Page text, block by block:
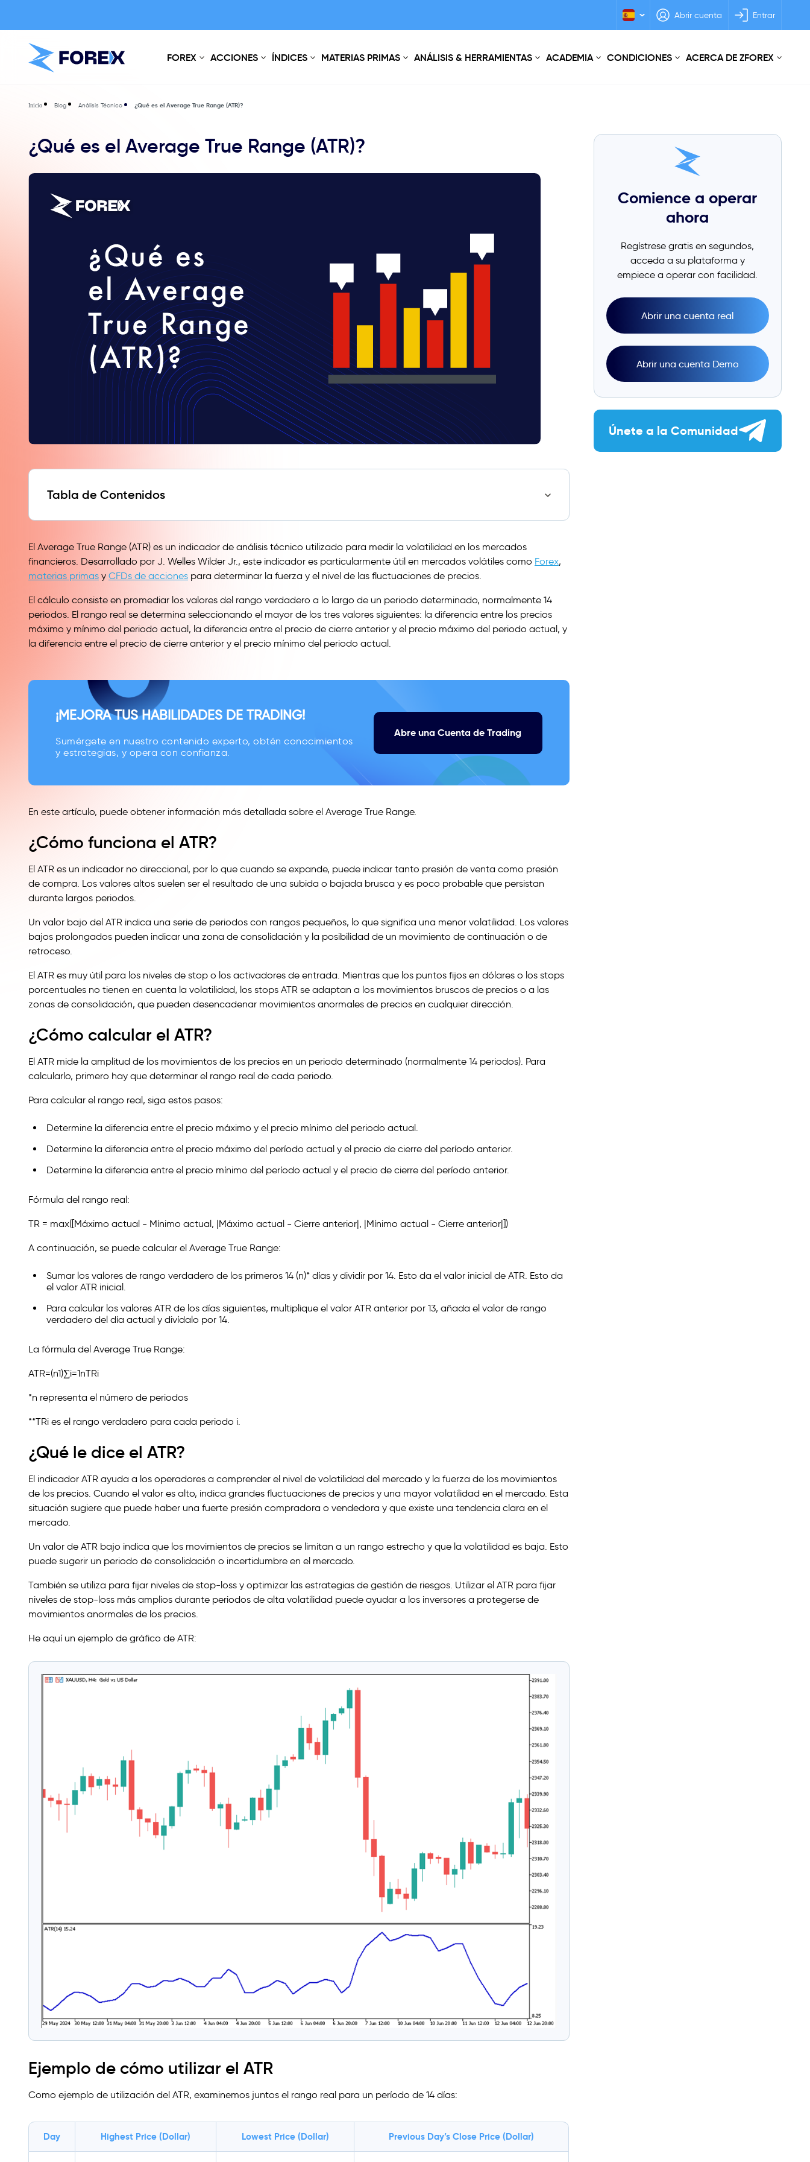
Abrir cuenta Entrar
FOREX ACCIONES ÍNDICES MATERIAS PRIMAS ANÁLISIS & HERRAMIENTAS ACADEMIA CONDICIONES ACERCA DE ZFOREX
Inicio Blog Análisis Técnico ¿Qué es el Average True Range (ATR)?
¿Qué es el Average True Range (ATR)?
Tabla de Contenidos
El Average True Range (ATR) es un indicador de análisis técnico utilizado para medir la volatilidad en los mercados
financieros. Desarrollado por J. Welles Wilder Jr., este indicador es particularmente útil en mercados volátiles como Forex,
materias primas y CFDs de acciones para determinar la fuerza y el nivel de las fluctuaciones de precios.
El cálculo consiste en promediar los valores del rango verdadero a lo largo de un periodo determinado, normalmente 14
periodos. El rango real se determina seleccionando el mayor de los tres valores siguientes: la diferencia entre los precios
máximo y mínimo del periodo actual, la diferencia entre el precio de cierre anterior y el precio máximo del periodo actual, y
la diferencia entre el precio de cierre anterior y el precio mínimo del periodo actual.
¡MEJORA TUS HABILIDADES DE TRADING!
Sumérgete en nuestro contenido experto, obtén conocimientos
y estrategias, y opera con confianza.
Abre una Cuenta de Trading
En este artículo, puede obtener información más detallada sobre el Average True Range.
¿Cómo funciona el ATR?
El ATR es un indicador no direccional, por lo que cuando se expande, puede indicar tanto presión de venta como presión
de compra. Los valores altos suelen ser el resultado de una subida o bajada brusca y es poco probable que persistan
durante largos periodos.
Un valor bajo del ATR indica una serie de periodos con rangos pequeños, lo que significa una menor volatilidad. Los valores
bajos prolongados pueden indicar una zona de consolidación y la posibilidad de un movimiento de continuación o de
retroceso.
El ATR es muy útil para los niveles de stop o los activadores de entrada. Mientras que los puntos fijos en dólares o los stops
porcentuales no tienen en cuenta la volatilidad, los stops ATR se adaptan a los movimientos bruscos de precios o a las
zonas de consolidación, que pueden desencadenar movimientos anormales de precios en cualquier dirección.
¿Cómo calcular el ATR?
El ATR mide la amplitud de los movimientos de los precios en un periodo determinado (normalmente 14 periodos). Para
calcularlo, primero hay que determinar el rango real de cada periodo.
Para calcular el rango real, siga estos pasos:
Determine la diferencia entre el precio máximo y el precio mínimo del periodo actual.
Determine la diferencia entre el precio máximo del período actual y el precio de cierre del período anterior.
Determine la diferencia entre el precio mínimo del período actual y el precio de cierre del período anterior.
Fórmula del rango real:
TR = max([Máximo actual - Mínimo actual, |Máximo actual - Cierre anterior|, |Mínimo actual - Cierre anterior|])
A continuación, se puede calcular el Average True Range:
Sumar los valores de rango verdadero de los primeros 14 (n)* días y dividir por 14. Esto da el valor inicial de ATR. Esto da
el valor ATR inicial.
Para calcular los valores ATR de los días siguientes, multiplique el valor ATR anterior por 13, añada el valor de rango
verdadero del día actual y divídalo por 14.
La fórmula del Average True Range:
ATR=(n1)∑i=1nTRi
*n representa el número de periodos
**TRi es el rango verdadero para cada periodo i.
¿Qué le dice el ATR?
El indicador ATR ayuda a los operadores a comprender el nivel de volatilidad del mercado y la fuerza de los movimientos
de los precios. Cuando el valor es alto, indica grandes fluctuaciones de precios y una mayor volatilidad en el mercado. Esta
situación sugiere que puede haber una fuerte presión compradora o vendedora y que existe una tendencia clara en el
mercado.
Un valor de ATR bajo indica que los movimientos de precios se limitan a un rango estrecho y que la volatilidad es baja. Esto
puede sugerir un periodo de consolidación o incertidumbre en el mercado.
También se utiliza para fijar niveles de stop-loss y optimizar las estrategias de gestión de riesgos. Utilizar el ATR para fijar
niveles de stop-loss más amplios durante periodos de alta volatilidad puede ayudar a los inversores a protegerse de
movimientos anormales de los precios.
He aquí un ejemplo de gráfico de ATR:
Ejemplo de cómo utilizar el ATR
Como ejemplo de utilización del ATR, examinemos juntos el rango real para un período de 14 días:
Day Highest Price (Dollar) Lowest Price (Dollar) Previous Day’s Close Price (Dollar)
Comience a operar
ahora
Regístrese gratis en segundos,
acceda a su plataforma y
empiece a operar con facilidad.
Abrir una cuenta real
Abrir una cuenta Demo
Únete a la Comunidad